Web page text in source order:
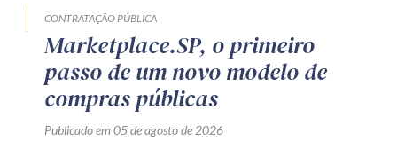
CONTRATAÇÃO PÚBLICA
Marketplace.SP, o primeiro
passo de um novo modelo de
compras públicas
Publicado em 05 de agosto de 2026